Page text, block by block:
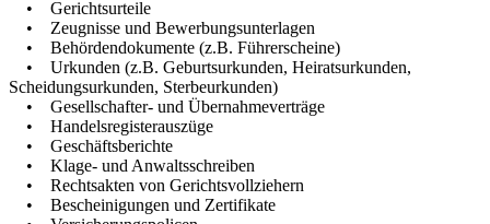
• Gerichtsurteile
• Zeugnisse und Bewerbungsunterlagen
• Behördendokumente (z.B. Führerscheine)
• Urkunden (z.B. Geburtsurkunden, Heiratsurkunden,
Scheidungsurkunden, Sterbeurkunden)
• Gesellschafter- und Übernahmeverträge
• Handelsregisterauszüge
• Geschäftsberichte
• Klage- und Anwaltsschreiben
• Rechtsakten von Gerichtsvollziehern
• Bescheinigungen und Zertifikate